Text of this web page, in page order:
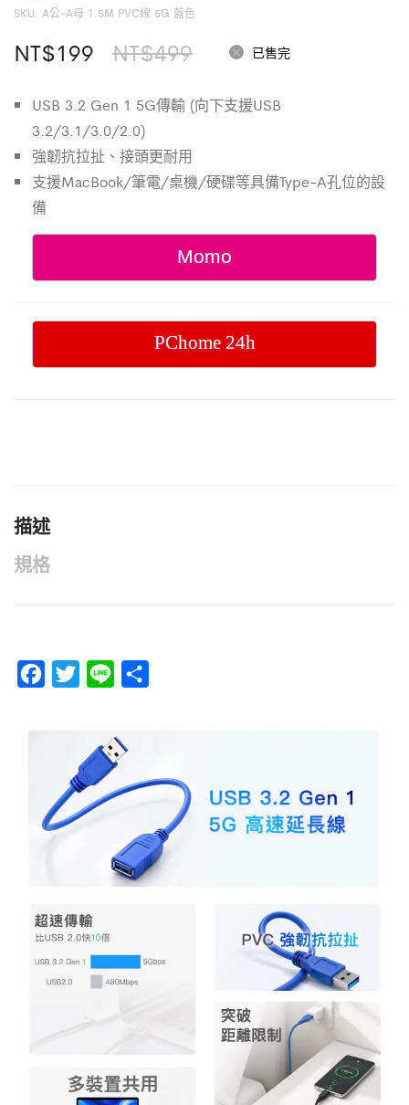
SKU: A公-A母 1.5M PVC線 5G 藍色
NT$499原
價
NT$499。
NT$199
目
價
NT$199。
已售完
USB 3.2 Gen 1 5G傳輸 (向下支援USB
3.2/3.1/3.0/2.0)
強韌抗拉扯、接頭更耐用
支援MacBook/筆電/桌機/硬碟等具備Type-A孔位的設
備
Momo
PChome 24h
描述
規格
o
o
t
t
e
e